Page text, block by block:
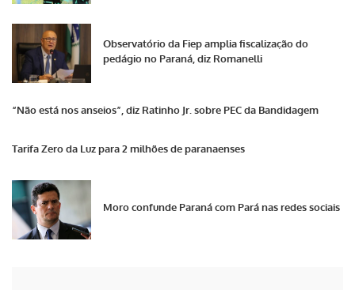
Observatório da Fiep amplia fiscalização do
pedágio no Paraná, diz Romanelli
“Não está nos anseios”, diz Ratinho Jr. sobre PEC da Bandidagem
Tarifa Zero da Luz para 2 milhões de paranaenses
Moro confunde Paraná com Pará nas redes sociais